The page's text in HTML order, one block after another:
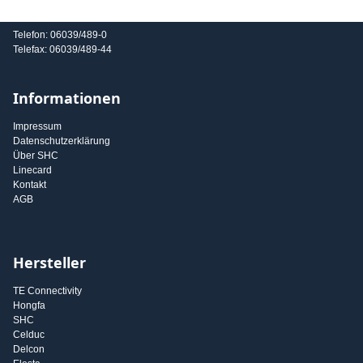
Telefon: 06039/489-0
Telefax: 06039/489-44
Informationen
Impressum
Datenschutzerklärung
Über SHC
Linecard
Kontakt
AGB
Hersteller
TE Connectivity
Hongfa
SHC
Celduc
Delcon